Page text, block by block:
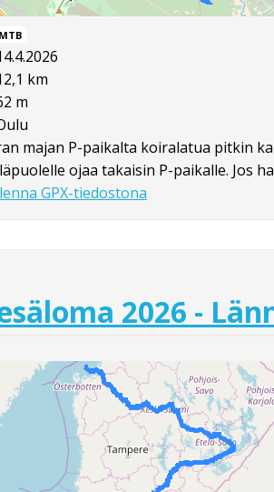
MTB
km
m
majan P-paikalta koiralatua pitkin
ojaa takaisin P-paikalle. Jos
GPX-tiedostona
2026 -